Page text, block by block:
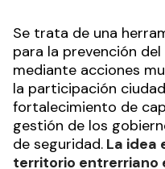
Se trata de una
para la prevención
mediante acciones
la participación
fortalecimiento de
gestión de los
de seguridad. La idea
territorio entrerriano